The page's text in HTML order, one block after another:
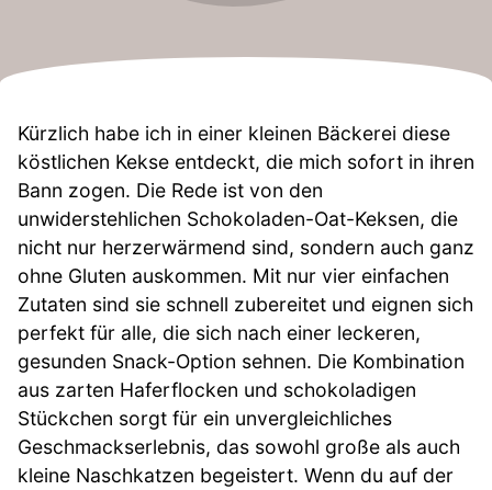
Kürzlich habe ich in einer kleinen Bäckerei diese
köstlichen Kekse entdeckt, die mich sofort in ihren
Bann zogen. Die Rede ist von den
unwiderstehlichen Schokoladen-Oat-Keksen, die
nicht nur herzerwärmend sind, sondern auch ganz
ohne Gluten auskommen. Mit nur vier einfachen
Zutaten sind sie schnell zubereitet und eignen sich
perfekt für alle, die sich nach einer leckeren,
gesunden Snack-Option sehnen. Die Kombination
aus zarten Haferflocken und schokoladigen
Stückchen sorgt für ein unvergleichliches
Geschmackserlebnis, das sowohl große als auch
kleine Naschkatzen begeistert. Wenn du auf der